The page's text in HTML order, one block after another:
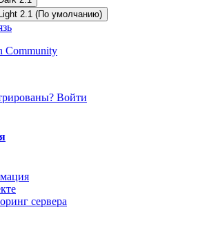
2.1 (По умолчанию)
Community
Войти
сервера